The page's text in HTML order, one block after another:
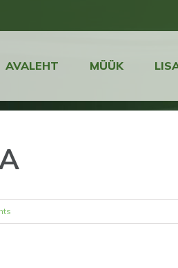
AVALEHT MÜÜK